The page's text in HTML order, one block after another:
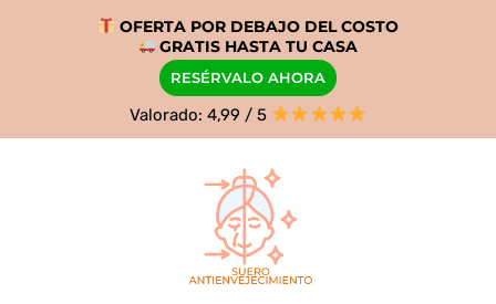
OFERTA POR DEBAJO DEL COSTO
GRATIS HASTA TU CASA
RESÉRVALO AHORA
Valorado: 4,99 / 5